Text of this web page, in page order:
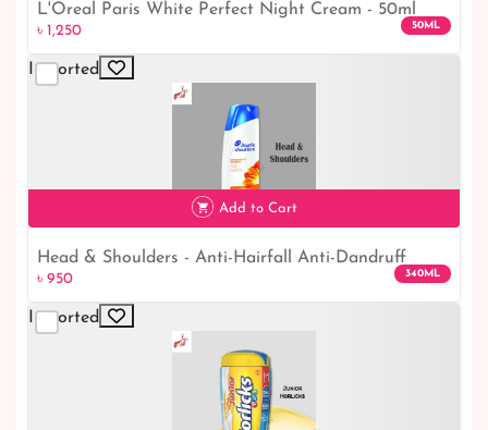
৳ 1,250
L'Oreal Paris White Perfect Night Cream - 50ml
৳ 1,250 50ML
Imported
Add to Cart
Head & Shoulders - Anti-Hairfall Anti-Dandruff
Shampoo - 340ml
৳ 950 340ML
Imported